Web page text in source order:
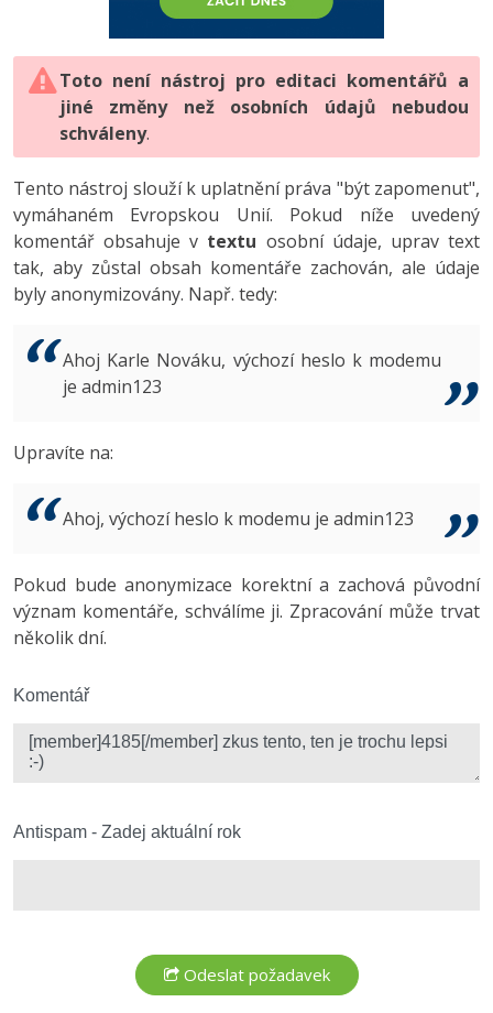
HTML5, CSS3, Bootstrap, SEO
SQL a databáze
Testování a verzování
UML a návrhové vzory
React
Spring
ASP.NET MVC
Best practices
PHP
JavaScript
Python
HTML / CSS
UML a návrhové vzory
MySQL/MariaDB
MS-SQL
Vývojář mobilních aplikací
C# Game developer
Tester
Systémový administrátor
3D grafik
Copywriter
WordPress specialista
-80%
JavaScript -80%
PHP -80%
Swift -80%
Kotlin -80%
VB.NET
Algoritmy -41%
Umělá inteligence (AI) -10%
Fórum
Digitální gramotnost
Marketing
WordPress
SEO
UX
Business
Copywriting
Windows
Kybernetická bezpečnost
-80%
Adobe Illustrator -80%
Adobe Lightroom
Adobe XD
Adobe InDesign -25%
Adobe After Effects
Inkscape
Fórum
Toto není nástroj pro editaci komentářů a
jiné změny než osobních údajů nebudou
schváleny.
Tento nástroj slouží k uplatnění práva "být zapomenut",
vymáhaném Evropskou Unií. Pokud níže uvedený
komentář obsahuje v textu osobní údaje, uprav text
tak, aby zůstal obsah komentáře zachován, ale údaje
byly anonymizovány. Např. tedy:
Ahoj Karle Nováku, výchozí heslo k modemu
je admin123
Upravíte na:
Ahoj, výchozí heslo k modemu je admin123
Pokud bude anonymizace korektní a zachová původní
význam komentáře, schválíme ji. Zpracování může trvat
několik dní.
Komentář
Antispam - Zadej aktuální rok